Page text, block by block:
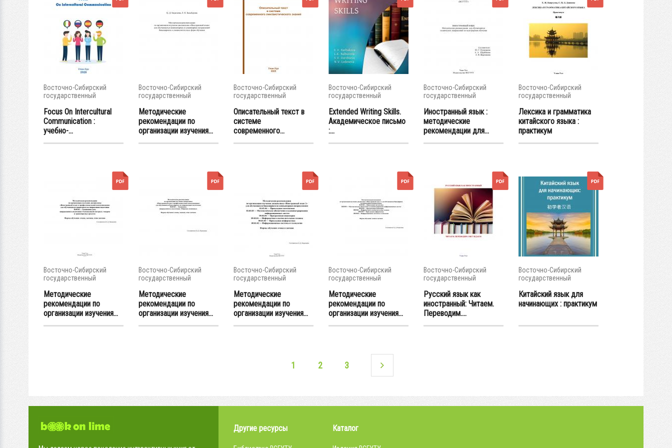
Восточно-Сибирский
государственный
Focus On Intercultural
Communication :
учебно-...
Восточно-Сибирский
государственный
Методические
рекомендации по
организации изучения...
Восточно-Сибирский
государственный
Описательный текст в
системе
современного...
Восточно-Сибирский
государственный
Extended Writing Skills.
Академическое письмо
:...
Восточно-Сибирский
государственный
Иностранный язык :
методические
рекомендации для...
Восточно-Сибирский
государственный
Лексика и грамматика
китайского языка :
практикум
Восточно-Сибирский
государственный
Методические
рекомендации по
организации изучения...
Восточно-Сибирский
государственный
Методические
рекомендации по
организации изучения...
Восточно-Сибирский
государственный
Методические
рекомендации по
организации изучения...
Восточно-Сибирский
государственный
Методические
рекомендации по
организации изучения...
Восточно-Сибирский
государственный
Русский язык как
иностранный: Читаем.
Переводим....
Восточно-Сибирский
государственный
Китайский язык для
начинающих : практикум
1 2 3
Другие ресурсы Каталог